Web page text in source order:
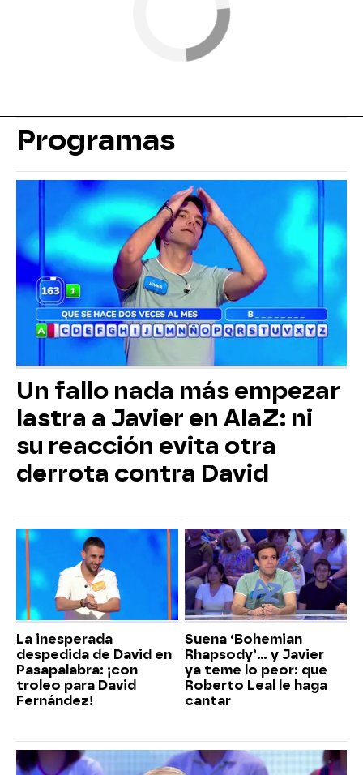
Programas
Un fallo nada más empezar
lastra a Javier en AlaZ: ni
su reacción evita otra
derrota contra David
La inesperada
despedida de David en
Pasapalabra: ¡con
troleo para David
Fernández!
Suena ‘Bohemian
Rhapsody’... y Javier
ya teme lo peor: que
Roberto Leal le haga
cantar